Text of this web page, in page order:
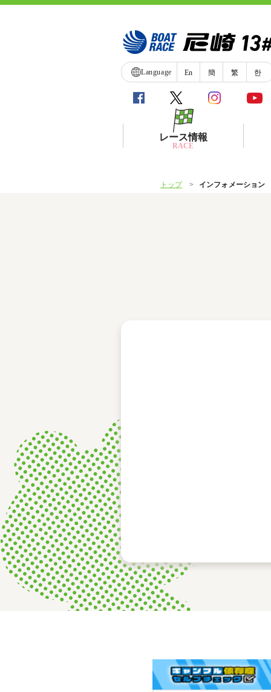
Language En 簡 繁 한
レース情報
RACE
トップ インフォメーション